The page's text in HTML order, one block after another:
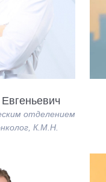
отделением
К.М.Н.